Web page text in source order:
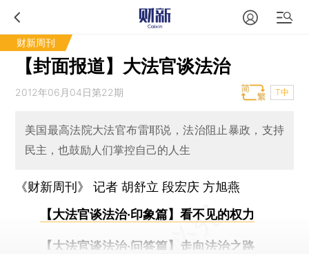
财新周刊
【封面报道】大法官谈法治
2012年06月04日第22期 T中
美国最高法院大法官布雷耶说，法治阻止暴政，支持
民主，也鼓励人们掌控自己的人生
《财新周刊》 记者胡舒立 段宏庆 方旭燕
【大法官谈法治·印象篇】看不见的权力
【大法官谈法治·问答篇】走向法治之路